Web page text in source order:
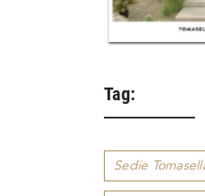
Tag:
Sedie